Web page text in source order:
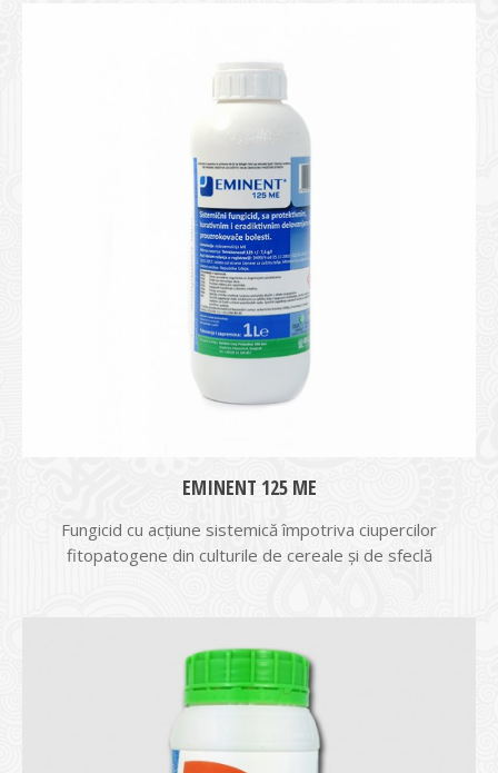
EMINENT 125 ME
Fungicid cu acțiune sistemică împotriva ciupercilor
fitopatogene din culturile de cereale și de sfeclă